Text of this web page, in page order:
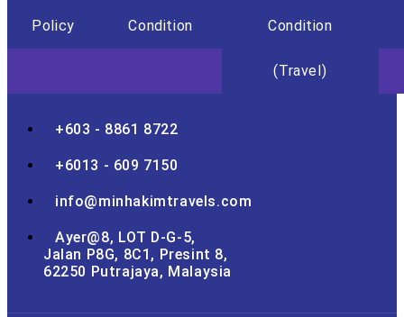
Policy Condition Condition
(Travel)
+603 - 8861 8722
+6013 - 609 7150
info@minhakimtravels.com
Ayer@8, LOT D-G-5,
Jalan P8G, 8C1, Presint 8,
62250 Putrajaya, Malaysia